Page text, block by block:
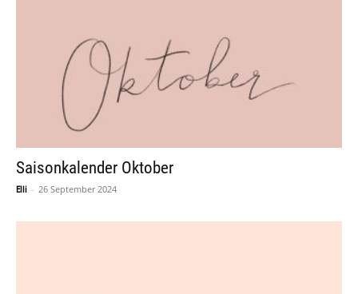
Saisonkalender Oktober
Elli - 26 September 2024